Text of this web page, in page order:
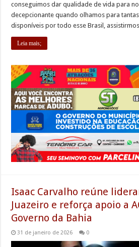
conseguimos dar qualidade de vida para
decepcionante quando olhamos para
disponíveis por todo esse Brasil,
Leia mais;
Isaac Carvalho reúne
Juazeiro e reforça apoio a
Governo da Bahia
31 de janeiro de 2026 0